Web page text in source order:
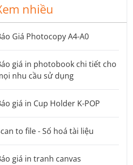
nhiều
Giá Photocopy A4-A0
giá in photobook chi tiết cho
nhu cầu sử dụng
giá in Cup Holder K-POP
to file - Số hoá tài liệu
giá in tranh canvas